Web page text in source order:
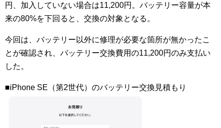
円、加入していない場合は11,200円。バッテリー容量が本
来の80%を下回ると、交換の対象となる。
今回は、バッテリー以外に修理が必要な箇所が無かったこ
とが確認され、バッテリー交換費用の11,200円のみ支払い
した。
■iPhone SE（第2世代）のバッテリー交換見積もり